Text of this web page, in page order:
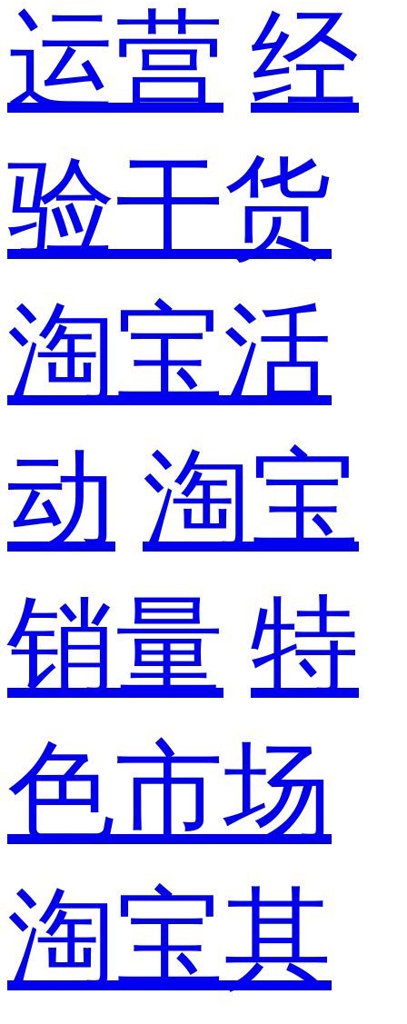
运营 经
验干货
淘宝活
动 淘宝
销量 特
色市场
淘宝其